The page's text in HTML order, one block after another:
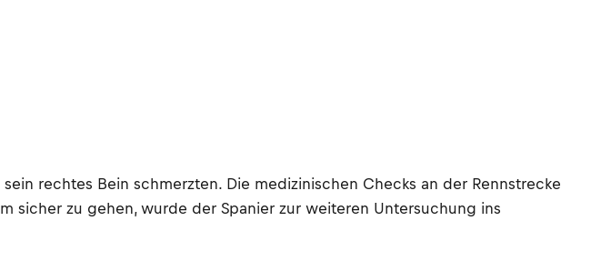
rechtes Bein schmerzten. Die medizinischen Checks an der Rennstrecke
sicher zu gehen, wurde der Spanier zur weiteren Untersuchung ins